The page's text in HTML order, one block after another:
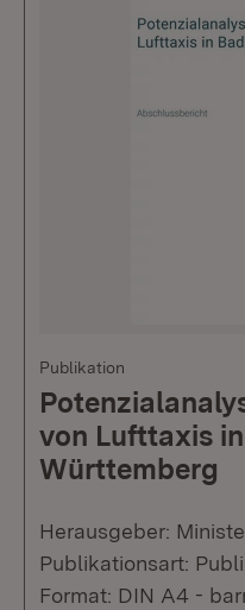
Publikation
von Lufttaxis
Württemberg
Herausgeber:
Publikationsart:
Format: DIN A4 -